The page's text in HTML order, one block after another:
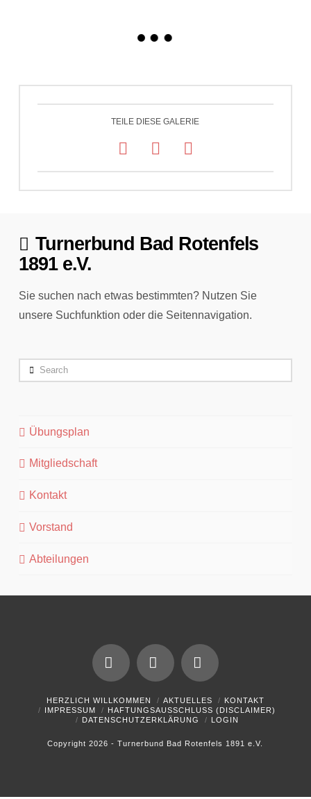
TEILE DIESE GALERIE
Turnerbund Bad Rotenfels
1891 e.V.
Sie suchen nach etwas bestimmten? Nutzen Sie
unsere Suchfunktion oder die Seitennavigation.
Search
Übungsplan
Mitgliedschaft
Kontakt
Vorstand
Abteilungen
FacebookYouTubeInstagram
HERZLICH WILLKOMMEN AKTUELLES
KONTAKT
IMPRESSUM
HAFTUNGSAUSSCHLUSS (DISCLAIMER)
DATENSCHUTZERKLÄRUNG
LOGIN
Copyright 2026 - Turnerbund Bad Rotenfels 1891 e.V.